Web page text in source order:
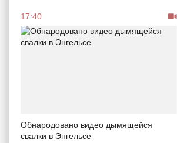
17:40
Обнародовано видео дымящейся
свалки в Энгельсе